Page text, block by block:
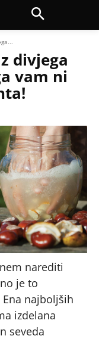
divjega
vam ni
narediti
je to
najboljših
izdelana
seveda